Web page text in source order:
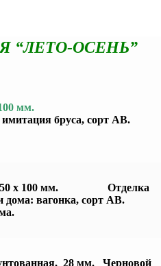
“ЛЕТО-ОСЕНЬ”
мм.
бруса, сорт АВ.
50 х 100 мм. Отделка
дома: вагонка, сорт АВ.
28 мм. Черновой